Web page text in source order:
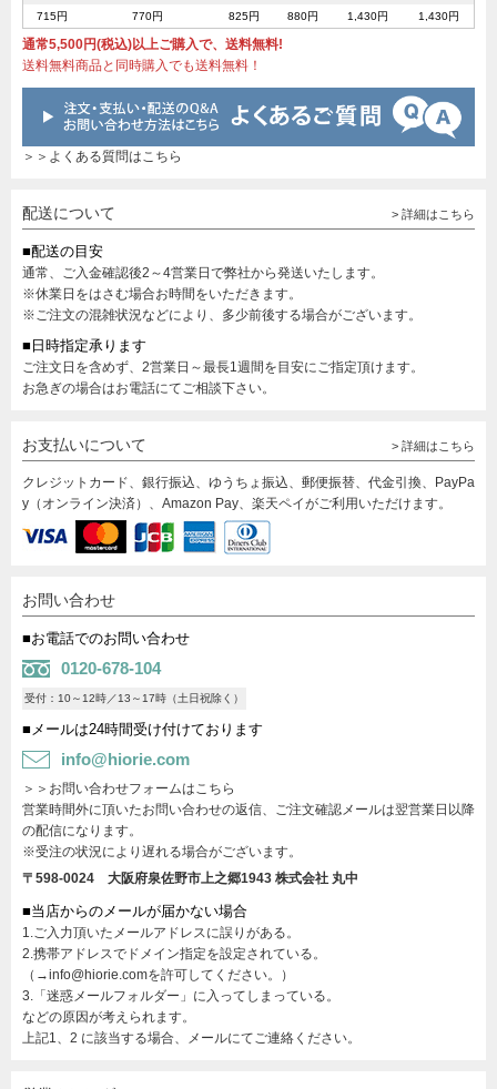
715円 770円 825円 880円 1,430円 1,430円
通常5,500円(税込)以上ご購入で、送料無料!
送料無料商品と同時購入でも送料無料！
＞＞よくある質問はこちら
配送について > 詳細はこちら
■配送の目安
通常、ご入金確認後2～4営業日で弊社から発送いたします。
※休業日をはさむ場合お時間をいただきます。
※ご注文の混雑状況などにより、多少前後する場合がございます。
■日時指定承ります
ご注文日を含めず、2営業日～最長1週間を目安にご指定頂けます。
お急ぎの場合はお電話にてご相談下さい。
お支払いについて > 詳細はこちら
クレジットカード、銀行振込、ゆうちょ振込、郵便振替、代金引換、PayPa
y（オンライン決済）、Amazon Pay、楽天ペイがご利用いただけます。
お問い合わせ
■お電話でのお問い合わせ
0120-678-104
受付：10～12時／13～17時（土日祝除く）
■メールは24時間受け付けております
info@hiorie.com
＞＞お問い合わせフォームはこちら
営業時間外に頂いたお問い合わせの返信、ご注文確認メールは翌営業日以降
の配信になります。
※受注の状況により遅れる場合がございます。
〒598-0024 大阪府泉佐野市上之郷1943 株式会社 丸中
■当店からのメールが届かない場合
1.ご入力頂いたメールアドレスに誤りがある。
2.携帯アドレスでドメイン指定を設定されている。
（→info@hiorie.comを許可してください。）
3.「迷惑メールフォルダー」に入ってしまっている。
などの原因が考えられます。
上記1、2 に該当する場合、メールにてご連絡ください。